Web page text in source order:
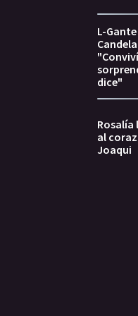
L-
dice"
Rosalía
al
Joaqui